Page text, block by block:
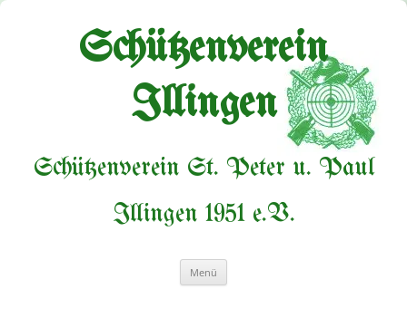
Schützenverein
Illingen
Schützenverein St. Peter u. Paul
Illingen 1951 e.V.
Menü